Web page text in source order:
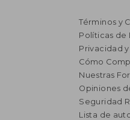
Términos y
Políticas de
Privacidad
Cómo
Nuestras
Opiniones
Seguridad
Lista de